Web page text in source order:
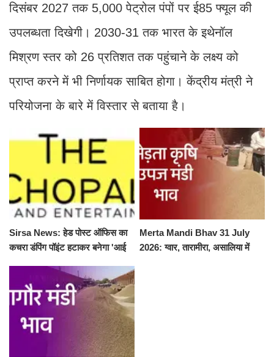
दिसंबर 2027 तक 5,000 पेट्रोल पंपों पर ई85 फ्यूल की
उपलब्धता दिखेगी। 2030-31 तक भारत के इथेनॉल
मिश्रण स्तर को 26 प्रतिशत तक पहुंचाने के लक्ष्य को
प्राप्त करने में भी निर्णायक साबित होगा। केंद्रीय मंत्री ने
परियोजना के बारे में विस्तार से बताया है।
Sirsa News: हेड पोस्ट ऑफिस का
कचरा डंपिंग पॉइंट हटाकर बनेगा 'आई
Merta Mandi Bhav 31 July
2026: ग्वार, तारामीरा, असालिया में